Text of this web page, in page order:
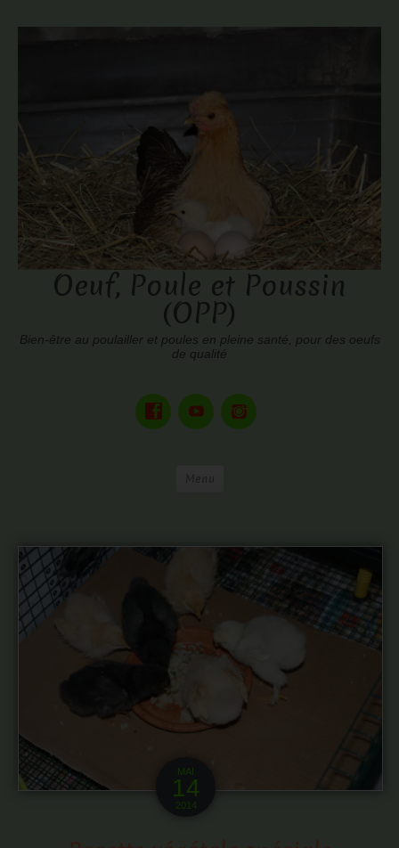
Oeuf, Poule et Poussin
(OPP)
Bien-être au poulailler et poules en pleine santé, pour des oeufs
de qualité
MAI
14
2014